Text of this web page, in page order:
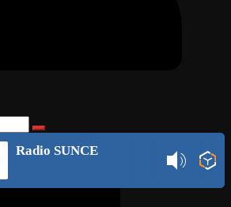
Radio SUNCE